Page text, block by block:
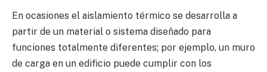
En ocasiones el aislamiento térmico se desarrolla a
partir de un material o sistema diseñado para
funciones totalmente diferentes; por ejemplo, un muro
de carga en un edificio puede cumplir con los